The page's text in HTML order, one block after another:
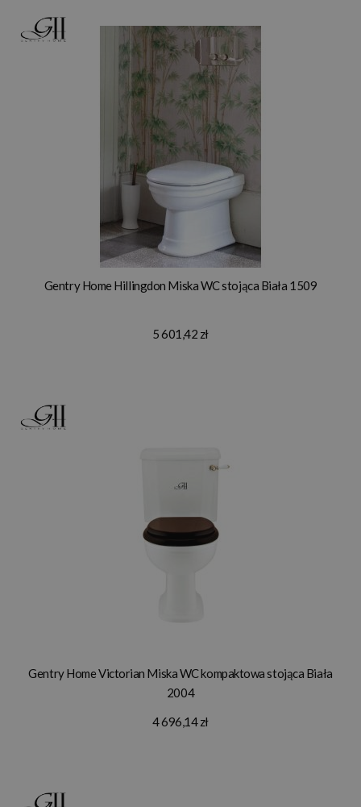
Gentry Home Hillingdon Miska WC stojąca Biała 1509
5 601,42 zł
Gentry Home Victorian Miska WC kompaktowa stojąca Biała
2004
4 696,14 zł